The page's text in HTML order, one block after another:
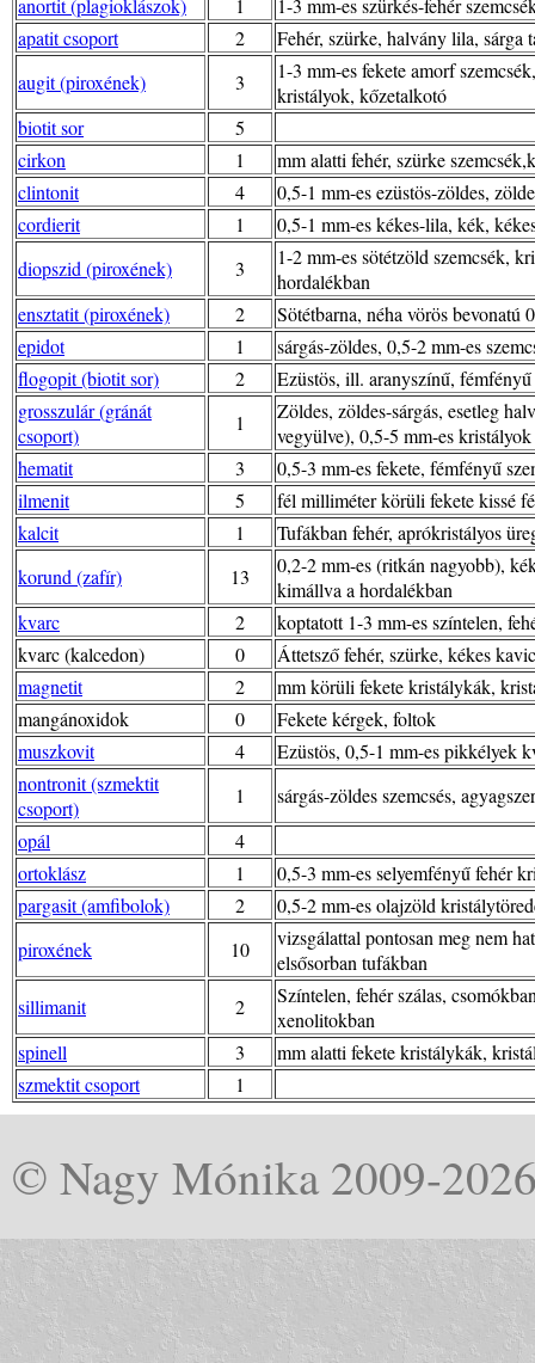
anortit (plagioklászok)
1
1-3 mm-es szürkés-fehér
apatit csoport
2
Fehér, szürke, halvány lila, sárga
augit (piroxének)
3
1-3 mm-es fekete amorf
kristályok, kőzetalkotó
biotit sor
5
cirkon
1
mm alatti fehér, szürke
clintonit
4
0,5-1 mm-es ezüstös-zöldes,
cordierit
1
0,5-1 mm-es kékes-lila, kék,
diopszid (piroxének)
3
1-2 mm-es sötétzöld szemcsék,
hordalékban
ensztatit (piroxének)
2
Sötétbarna, néha vörös bevonatú
epidot
1
sárgás-zöldes, 0,5-2 mm-es
flogopit (biotit sor)
2
Ezüstös, ill. aranyszínű,
grosszulár (gránát
csoport)
1
Zöldes, zöldes-sárgás, esetleg
vegyülve), 0,5-5 mm-es kristályok
hematit
3
0,5-3 mm-es fekete, fémfényű
ilmenit
5
fél milliméter körüli fekete kissé
kalcit
1
Tufákban fehér, aprókristályos
korund (zafír)
13
0,2-2 mm-es (ritkán nagyobb),
kimállva a hordalékban
kvarc
2
koptatott 1-3 mm-es színtelen,
kvarc (kalcedon)
0
Áttetsző fehér, szürke, kékes
magnetit
2
mm körüli fekete kristálykák,
mangánoxidok
0
Fekete kérgek, foltok
muszkovit
4
Ezüstös, 0,5-1 mm-es pikkélyek
nontronit (szmektit
csoport)
1
sárgás-zöldes szemcsés,
opál
4
ortoklász
1
0,5-3 mm-es selyemfényű fehér
pargasit (amfibolok)
2
0,5-2 mm-es olajzöld
piroxének
10
vizsgálattal pontosan meg nem
elsősorban tufákban
sillimanit
2
Színtelen, fehér szálas,
xenolitokban
spinell
3
mm alatti fekete kristálykák,
szmektit csoport
1
© Nagy Mónika 2009-